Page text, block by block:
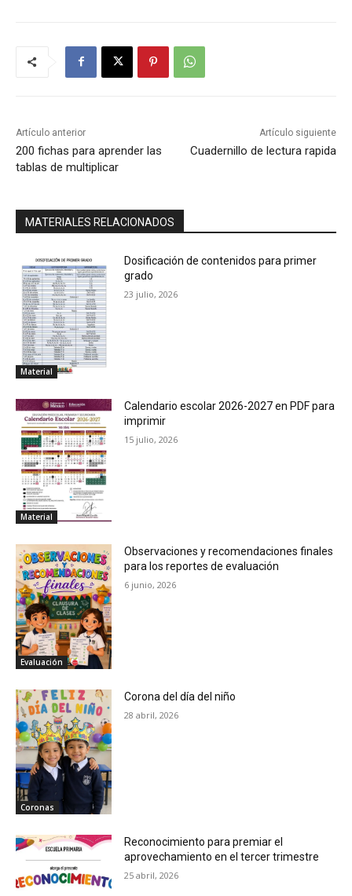
Material
TOY STORY
Cuadernillos
Aprendiendo a leer
Bitácora de incidencias
Agendas escolares
Decoración
Temas
Redacción
Comprensión lectora
Tablas de multiplicar
Ortografía
Problemarios matemáticos
Efemerides
Sopa de letras
Registros de conducta, trabajos y tareas
Matemáticas
Sumas
Multiplicaciones
Divisiones
Artículo anterior
200 fichas para aprender las
tablas de multiplicar
Artículo siguiente
Cuadernillo de lectura rapida
MATERIALES RELACIONADOS
Material
Dosificación de contenidos para primer
grado
23 julio, 2026
Material
Calendario escolar 2026-2027 en PDF para
imprimir
15 julio, 2026
Evaluación
Observaciones y recomendaciones finales
para los reportes de evaluación
6 junio, 2026
Coronas
Corona del día del niño
28 abril, 2026
Reconocimiento para premiar el
aprovechamiento en el tercer trimestre
25 abril, 2026